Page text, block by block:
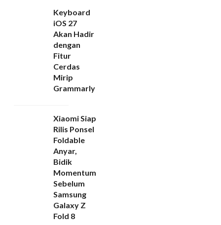
Keyboard
iOS 27
Akan Hadir
dengan
Fitur
Cerdas
Mirip
Grammarly
Xiaomi Siap
Rilis Ponsel
Foldable
Anyar,
Bidik
Momentum
Sebelum
Samsung
Galaxy Z
Fold 8